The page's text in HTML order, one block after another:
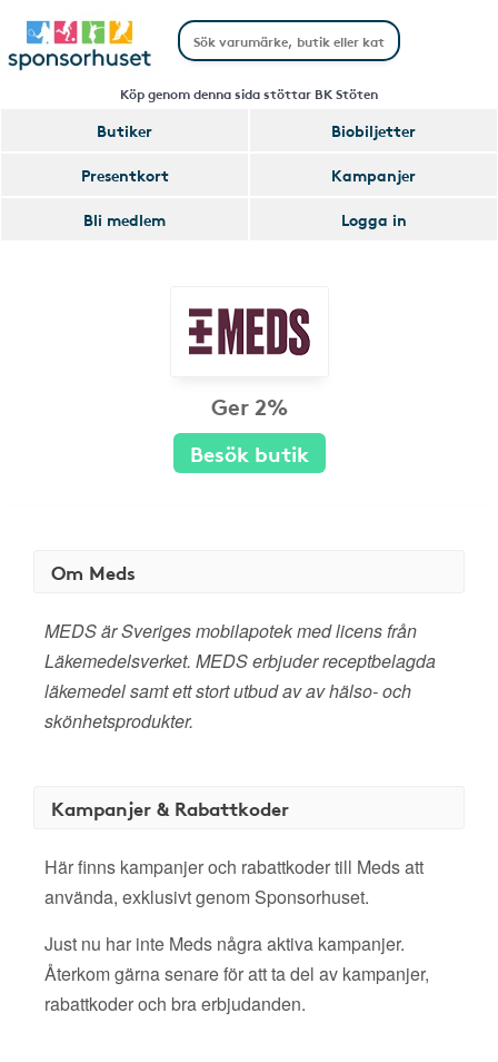
Köp genom denna sida stöttar BK Stöten
Butiker
Biobiljetter
Presentkort
Kampanjer
Bli medlem
Logga in
Ger 2%
Besök butik
Om Meds
MEDS är Sveriges mobilapotek med licens från
Läkemedelsverket. MEDS erbjuder receptbelagda
läkemedel samt ett stort utbud av av hälso- och
skönhetsprodukter.
Kampanjer & Rabattkoder
Här finns kampanjer och rabattkoder till Meds att
använda, exklusivt genom Sponsorhuset.
Just nu har inte Meds några aktiva kampanjer.
Återkom gärna senare för att ta del av kampanjer,
rabattkoder och bra erbjudanden.